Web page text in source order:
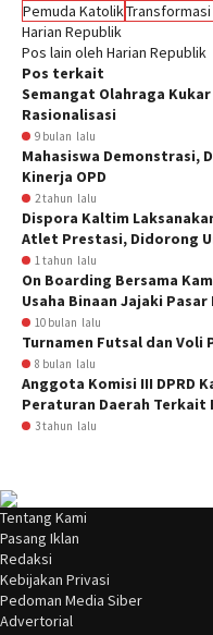
Pemuda Katolik
Harian Republik
Pos lain oleh Harian Republik
Pos terkait
Semangat Olahraga
Rasionalisasi
9 bulan lalu
Mahasiswa Demonstrasi,
Kinerja OPD
2 tahun lalu
Dispora Kaltim
Atlet Prestasi, Didorong
1 tahun lalu
On Boarding Bersama
Usaha Binaan Jajaki Pasar
10 bulan lalu
Turnamen Futsal dan Voli
8 bulan lalu
Anggota Komisi III DPRD
Peraturan Daerah Terkait
3 tahun lalu
Tentang Kami
Pasang Iklan
Redaksi
Kebijakan Privasi
Pedoman Media Siber
Advertorial